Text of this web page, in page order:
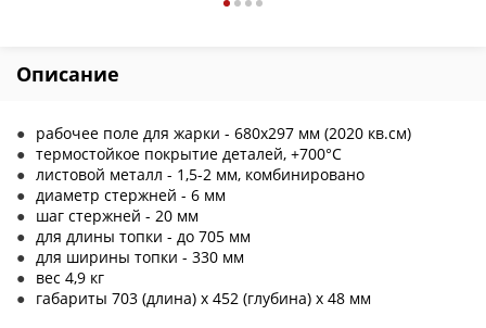
Описание
рабочее поле для жарки - 680х297 мм (2020 кв.см)
термостойкое покрытие деталей, +700°С
листовой металл - 1,5-2 мм, комбинировано
диаметр стержней - 6 мм
шаг стержней - 20 мм
для длины топки - до 705 мм
для ширины топки - 330 мм
вес 4,9 кг
габариты 703 (длина) х 452 (глубина) х 48 мм